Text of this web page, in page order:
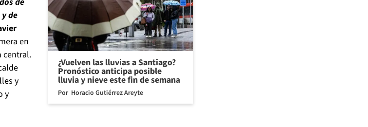
de
en
central.
y
y
¿Vuelven las lluvias a Santiago?
Pronóstico anticipa posible
lluvia y nieve este fin de semana
Por Horacio Gutiérrez Areyte